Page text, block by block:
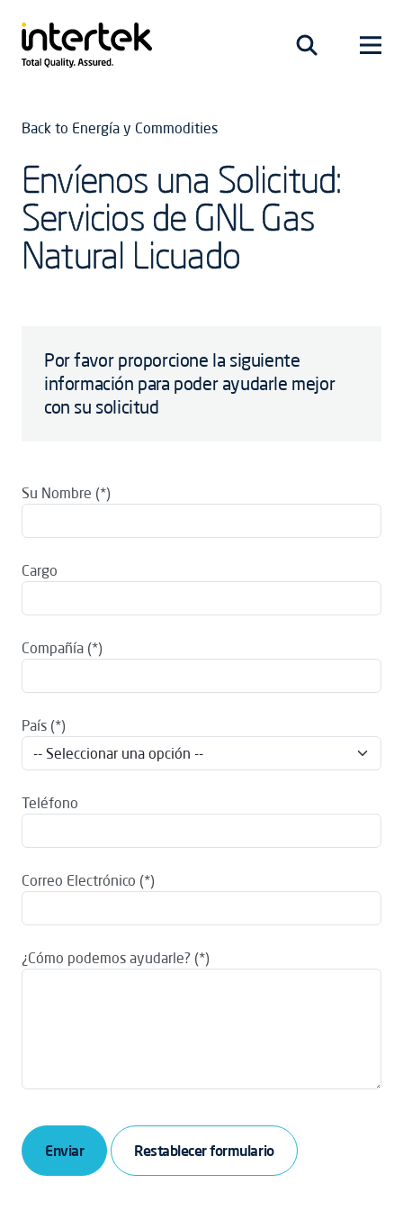
Back to Energía y Commodities
Envíenos una Solicitud:
Servicios de GNL Gas
Natural Licuado
Por favor proporcione la siguiente
información para poder ayudarle mejor
con su solicitud
Su Nombre
Cargo
Compañía
País
Teléfono
Correo Electrónico
¿Cómo podemos ayudarle?
Enviar